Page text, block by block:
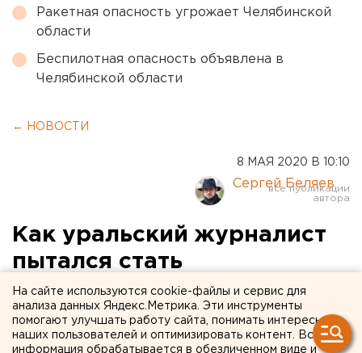
Ракетная опасность угрожает Челябинской
области
Беспилотная опасность объявлена в
Челябинской области
← НОВОСТИ
8 МАЯ 2020 В 10:10
Сергей Беляев
Как уральский журналист
пытался стать
францисканцем. Часть III
На сайте используются cookie-файлы и сервис для
анализа данных Яндекс.Метрика. Эти инструменты
помогают улучшать работу сайта, понимать интересы
наших пользователей и оптимизировать контент. Вся
информация обрабатывается в обезличенном виде и